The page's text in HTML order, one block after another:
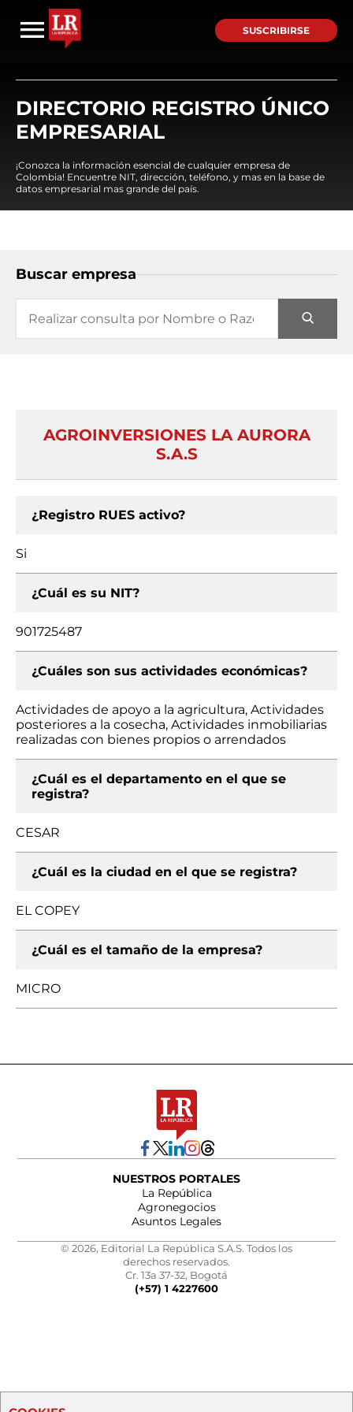
SUSCRIBIRSE
DIRECTORIO REGISTRO ÚNICO
EMPRESARIAL
¡Conozca la información esencial de cualquier empresa de
Colombia! Encuentre NIT, dirección, teléfono, y mas en la base de
datos empresarial mas grande del país.
Buscar empresa
AGROINVERSIONES LA AURORA
S.A.S
¿Registro RUES activo?
Si
¿Cuál es su NIT?
901725487
¿Cuáles son sus actividades económicas?
Actividades de apoyo a la agricultura, Actividades
posteriores a la cosecha, Actividades inmobiliarias
realizadas con bienes propios o arrendados
¿Cuál es el departamento en el que se
registra?
CESAR
¿Cuál es la ciudad en el que se registra?
EL COPEY
¿Cuál es el tamaño de la empresa?
MICRO
NUESTROS PORTALES
La República
Agronegocios
Asuntos Legales
© 2026, Editorial La República S.A.S. Todos los
derechos reservados.
Cr. 13a 37-32, Bogotá
(+57) 1 4227600